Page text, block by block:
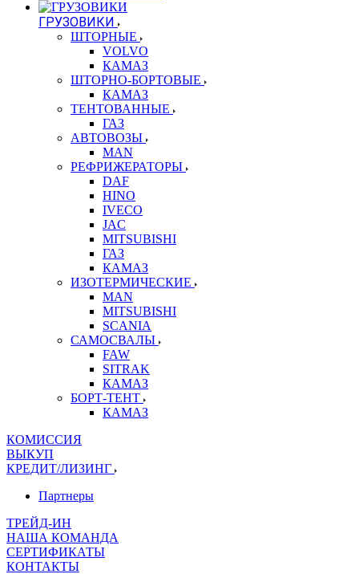
ГРУЗОВИКИ
ШТОРНЫЕ
VOLVO
КАМАЗ
ШТОРНО-БОРТОВЫЕ
КАМАЗ
ТЕНТОВАННЫЕ
ГАЗ
АВТОВОЗЫ
MAN
РЕФРИЖЕРАТОРЫ
DAF
HINO
IVECO
JAC
MITSUBISHI
ГАЗ
КАМАЗ
ИЗОТЕРМИЧЕСКИЕ
MAN
MITSUBISHI
SCANIA
САМОСВАЛЫ
FAW
SITRAK
КАМАЗ
БОРТ-ТЕНТ
КАМАЗ
КОМИССИЯ
ВЫКУП
КРЕДИТ/ЛИЗИНГ
Партнеры
ТРЕЙД-ИН
НАША КОМАНДА
СЕРТИФИКАТЫ
КОНТАКТЫ